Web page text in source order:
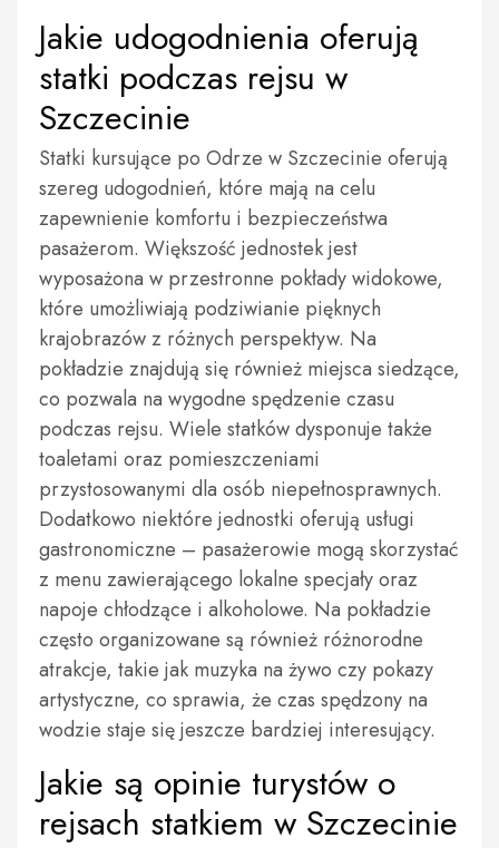
Jakie udogodnienia oferują
statki podczas rejsu w
Szczecinie
Statki kursujące po Odrze w Szczecinie oferują
szereg udogodnień, które mają na celu
zapewnienie komfortu i bezpieczeństwa
pasażerom. Większość jednostek jest
wyposażona w przestronne pokłady widokowe,
które umożliwiają podziwianie pięknych
krajobrazów z różnych perspektyw. Na
pokładzie znajdują się również miejsca siedzące,
co pozwala na wygodne spędzenie czasu
podczas rejsu. Wiele statków dysponuje także
toaletami oraz pomieszczeniami
przystosowanymi dla osób niepełnosprawnych.
Dodatkowo niektóre jednostki oferują usługi
gastronomiczne – pasażerowie mogą skorzystać
z menu zawierającego lokalne specjały oraz
napoje chłodzące i alkoholowe. Na pokładzie
często organizowane są również różnorodne
atrakcje, takie jak muzyka na żywo czy pokazy
artystyczne, co sprawia, że czas spędzony na
wodzie staje się jeszcze bardziej interesujący.
Jakie są opinie turystów o
rejsach statkiem w Szczecinie